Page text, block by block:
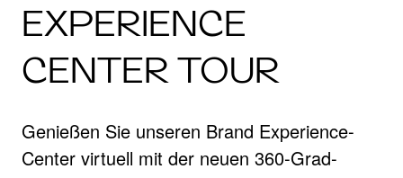
EXPERIENCE
CENTER TOUR
Genießen Sie unseren Brand Experience-
Center virtuell mit der neuen 360-Grad-